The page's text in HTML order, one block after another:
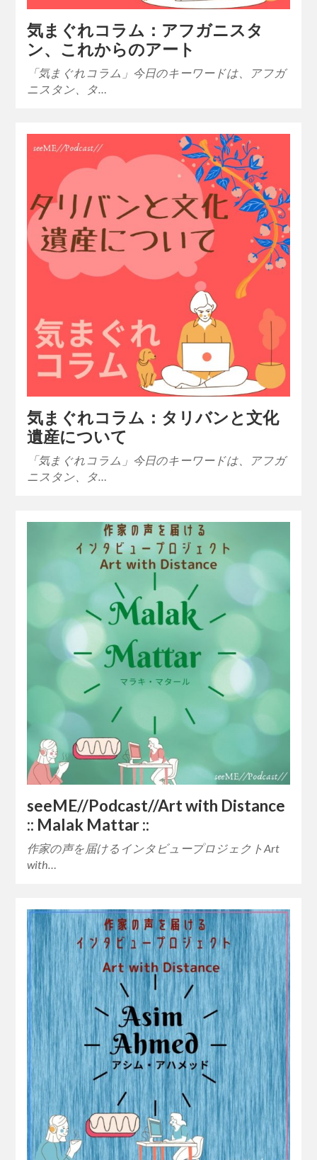
気まぐれコラム：アフガニスタ
ン、これからのアート
「気まぐれコラム」今日のキーワードは、アフガ
ニスタン、タ…
気まぐれコラム：タリバンと文化
遺産について
「気まぐれコラム」今日のキーワードは、アフガ
ニスタン、タ…
seeME//Podcast//Art with Distance
:: Malak Mattar ::
作家の声を届けるインタビュープロジェクトArt
with…